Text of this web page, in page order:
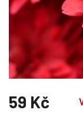
59 Kč